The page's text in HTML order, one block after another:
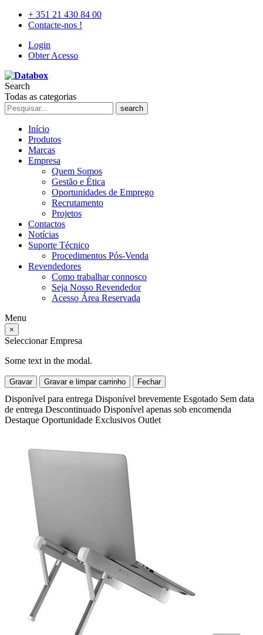
+ 351 21 430 84 00
Contacte-nos !
Login
Obter Acesso
Search
Todas as categorias
search
Início
Produtos
Marcas
Empresa
Quem Somos
Gestão e Ética
Oportunidades de Emprego
Recrutamento
Projetos
Contactos
Notícias
Suporte Técnico
Procedimentos Pós-Venda
Revendedores
Como trabalhar connosco
Seja Nosso Revendedor
Acesso Área Reservada
Menu
×
Seleccionar Empresa
Some text in the modal.
Gravar Gravar e limpar carrinho Fechar
Disponível para entrega Disponível brevemente Esgotado Sem data
de entrega Descontinuado Disponível apenas sob encomenda
Destaque Oportunidade Exclusivos Outlet